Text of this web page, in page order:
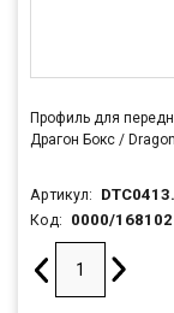
Профиль для
Драгон Бокс /
Артикул:
Код: 0000/168102